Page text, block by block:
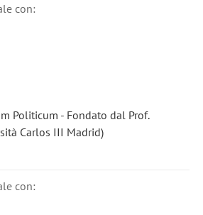
con:
Politicum - Fondato dal Prof.
Carlos III Madrid)
con: